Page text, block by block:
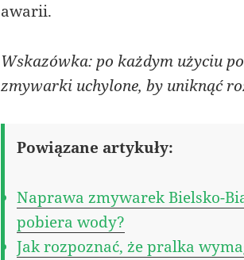
awarii.
Wskazówka: po każdym użyciu
zmywarki uchylone, by uniknąć
Powiązane artykuły:
Naprawa zmywarek Bielsko-
pobiera wody?
Jak rozpoznać, że pralka